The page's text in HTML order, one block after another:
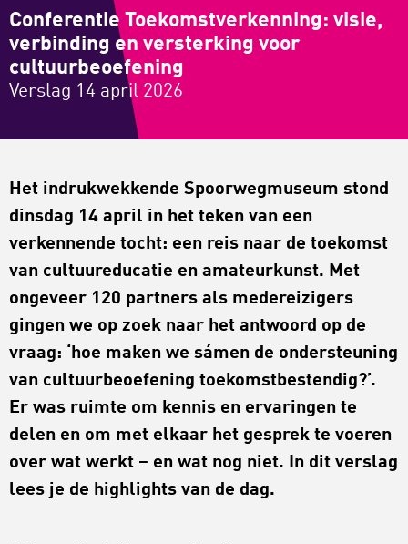
Conferentie Toekomstverkenning: visie,
verbinding en versterking voor
cultuurbeoefening
Verslag 14 april 2026
Het indrukwekkende Spoorwegmuseum stond
dinsdag 14 april in het teken van een
verkennende tocht: een reis naar de toekomst
van cultuureducatie en amateurkunst. Met
ongeveer 120 partners als medereizigers
gingen we op zoek naar het antwoord op de
vraag: ‘hoe maken we sámen de ondersteuning
van cultuurbeoefening toekomstbestendig?’.
Er was ruimte om kennis en ervaringen te
delen en om met elkaar het gesprek te voeren
over wat werkt – en wat nog niet. In dit verslag
lees je de highlights van de dag.